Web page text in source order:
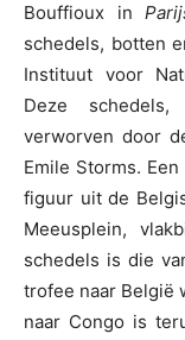
Bouffioux in
schedels, botten
Instituut voor
Deze
verworven door
Emile Storms.
figuur uit de
Meeusplein,
schedels is die
trofee naar België
naar Congo is